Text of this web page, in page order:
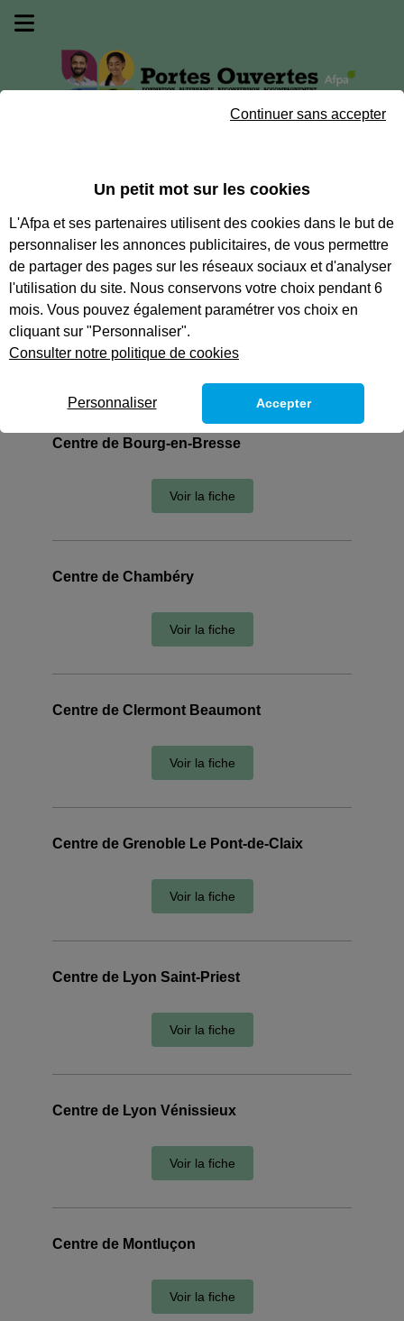
Journée portes ouvertes 3 septembre 2026
Auvergne-Rhône-Alpes
12 établissements correspondent à votre
recherche
Centre d'Annecy Poisy
Voir la fiche
Centre de Bourg-en-Bresse
Voir la fiche
Centre de Chambéry
Voir la fiche
Centre de Clermont Beaumont
Voir la fiche
Centre de Grenoble Le Pont-de-Claix
Voir la fiche
Centre de Lyon Saint-Priest
Voir la fiche
Centre de Lyon Vénissieux
Voir la fiche
Centre de Montluçon
Voir la fiche
Un petit mot sur les cookies
L'Afpa et ses partenaires utilisent des cookies dans le but de
personnaliser les annonces publicitaires, de vous permettre
de partager des pages sur les réseaux sociaux et d'analyser
l'utilisation du site. Nous conservons votre choix pendant 6
mois. Vous pouvez également paramétrer vos choix en
cliquant sur "Personnaliser".
Consulter notre politique de cookies
Continuer sans accepter
Personnaliser Accepter